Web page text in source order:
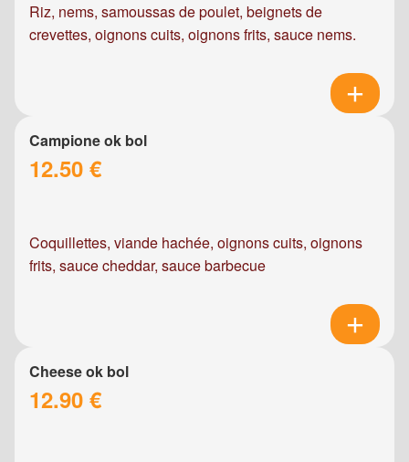
Riz, nems, samoussas de poulet, beignets de
crevettes, oignons cuits, oignons frits, sauce nems.
Campione ok bol
12.50 €
Coquillettes, viande hachée, oignons cuits, oignons
frits, sauce cheddar, sauce barbecue
Cheese ok bol
12.90 €